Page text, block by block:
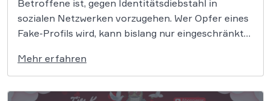
Betroffene ist, gegen Identitätsdiebstahl in
sozialen Netzwerken vorzugehen. Wer Opfer eines
Fake-Profils wird, kann bislang nur eingeschränkt
Gesetzgeber hier nachbessert, bleibt offen. Das
Landgericht (LG) Koblenz hat entschieden, dass
der Betreiber der Plattform Instagram keine
Mehr erfahren